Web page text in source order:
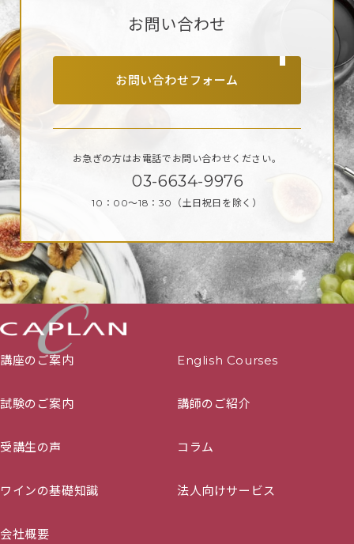
お問い合わせ
お問い合わせフォーム
お急ぎの方はお電話で お問い合わせください。
03-6634-9976
10：00～18：30 （土日祝日を除く）
講座のご案内 English Courses
試験のご案内 講師のご紹介
受講生の声 コラム
ワインの基礎知識 法人向けサービス
会社概要